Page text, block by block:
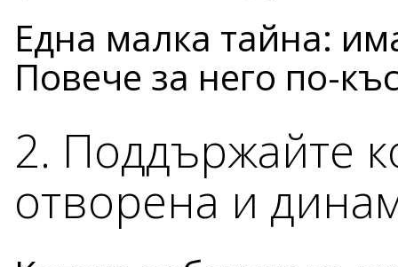
Една малка тайна:
Повече за него по-
2. Поддържайте
отворена и